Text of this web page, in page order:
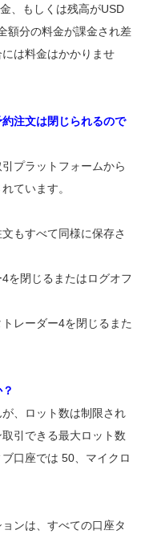
、もしくは残高がUSD
額分の料金が課金され差
は料金はかかりませ
注文は閉じられるので
プラットフォームから
ています。
もすべて同様に保存さ
を閉じるまたはログオフ
レーダー4を閉じるまた
、ロット数は制限され
引できる最大ロット数
口座では 50、マイクロ
ンは、すべての口座タ